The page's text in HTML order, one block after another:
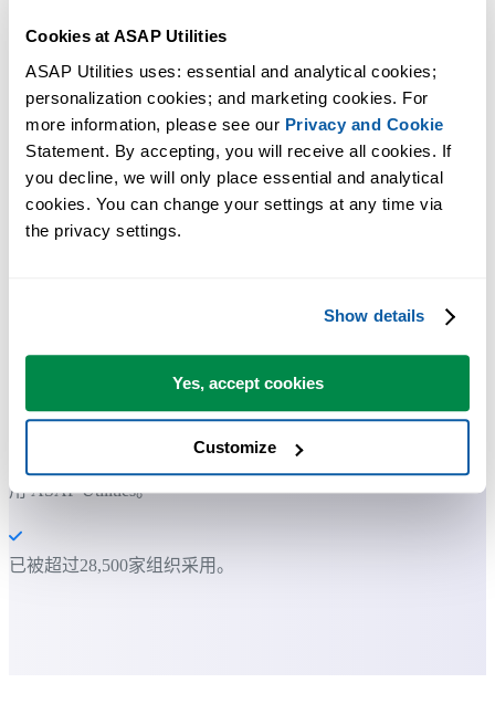
Cookies at ASAP Utilities
ASAP Utilities uses: essential and analytical cookies;
personalization cookies; and marketing cookies. For
more information, please see our Privacy and Cookie
Statement. By accepting, you will receive all cookies. If
you decline, we will only place essential and analytical
cookies. You can change your settings at any time via
the privacy settings.
Show details
Yes, accept cookies
Customize
许多 Excel 用户希望 Excel 内置的实用工具
节省 Excel 工作时间，简单高效。
您可以立即开始使用，无需培训。
大多数用户都会先从几个工具开始。 很多用户后来都会每天使
用 ASAP Utilities。
已被超过28,500家组织采用。